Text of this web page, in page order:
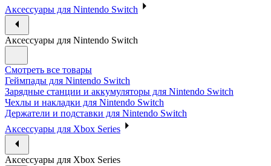
Аксессуары для Nintendo Switch
Аксессуары для Nintendo Switch
Смотреть все товары
Геймпады для Nintendo Switch
Зарядные станции и аккумуляторы для Nintendo Switch
Чехлы и накладки для Nintendo Switch
Держатели и подставки для Nintendo Switch
Аксессуары для Xbox Series
Аксессуары для Xbox Series